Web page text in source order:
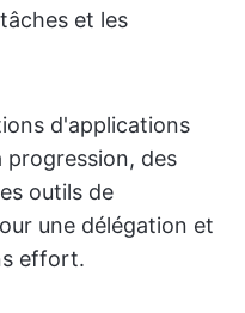
et les
d'applications
progression, des
outils de
une délégation et
effort.